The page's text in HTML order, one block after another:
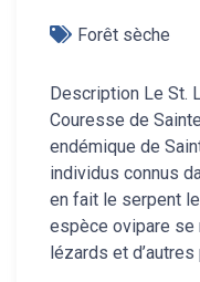
Forêt sèche
Description Le St.
Couresse de
endémique de
individus connus
en fait le serpent
espèce ovipare se
lézards et